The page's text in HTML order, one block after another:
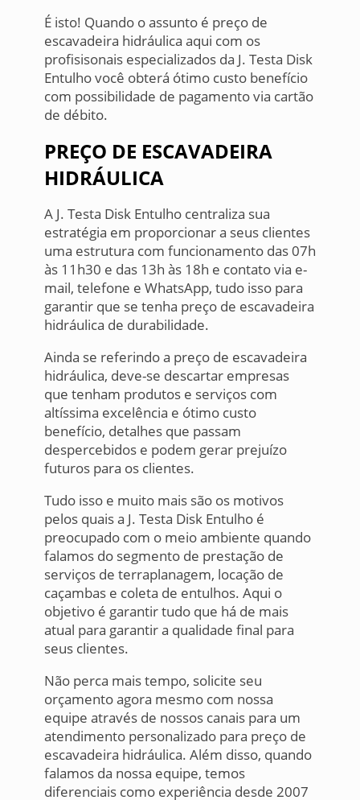
É isto! Quando o assunto é preço de
escavadeira hidráulica aqui com os
profisisonais especializados da J. Testa Disk
Entulho você obterá ótimo custo benefício
com possibilidade de pagamento via cartão
de débito.
PREÇO DE ESCAVADEIRA
HIDRÁULICA
A J. Testa Disk Entulho centraliza sua
estratégia em proporcionar a seus clientes
uma estrutura com funcionamento das 07h
às 11h30 e das 13h às 18h e contato via e-
mail, telefone e WhatsApp, tudo isso para
garantir que se tenha preço de escavadeira
hidráulica de durabilidade.
Ainda se referindo a preço de escavadeira
hidráulica, deve-se descartar empresas
que tenham produtos e serviços com
altíssima excelência e ótimo custo
benefício, detalhes que passam
despercebidos e podem gerar prejuízo
futuros para os clientes.
Tudo isso e muito mais são os motivos
pelos quais a J. Testa Disk Entulho é
preocupado com o meio ambiente quando
falamos do segmento de prestação de
serviços de terraplanagem, locação de
caçambas e coleta de entulhos. Aqui o
objetivo é garantir tudo que há de mais
atual para garantir a qualidade final para
seus clientes.
Não perca mais tempo, solicite seu
orçamento agora mesmo com nossa
equipe através de nossos canais para um
atendimento personalizado para preço de
escavadeira hidráulica. Além disso, quando
falamos da nossa equipe, temos
diferenciais como experiência desde 2007